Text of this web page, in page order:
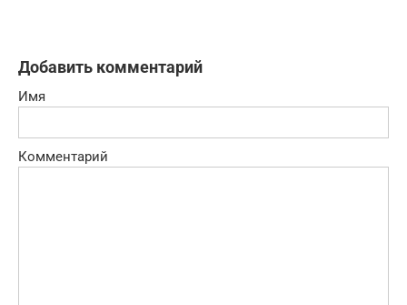
Добавить комментарий
Имя
Комментарий